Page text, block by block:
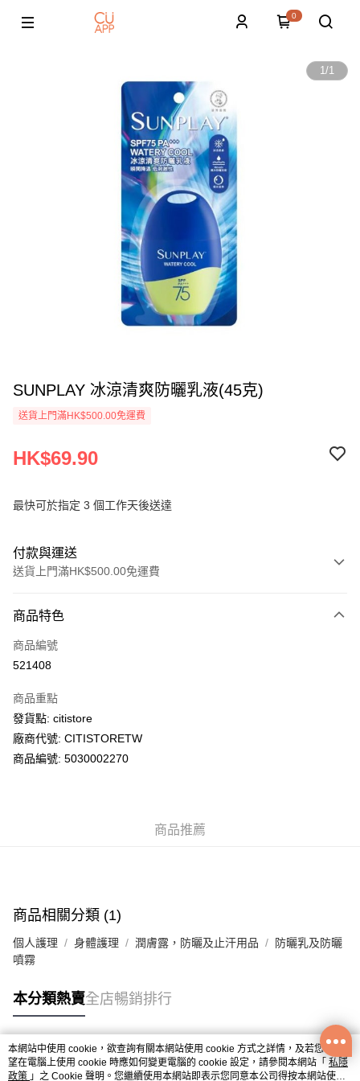
0
1/1
SUNPLAY 冰涼清爽防曬乳液(45克)
送貨上門滿HK$500.00免運費
HK$69.90
最快可於指定 3 個工作天後送達
付款與運送
送貨上門滿HK$500.00免運費
信用卡
AlipayHK
WeChat Pay
送貨方式
每筆HK$50.00，滿HK$200.00或以上免運費
UNY 門市自取
每筆HK$50.00，滿HK$200.00或以上免運費
商品特色
商品編號
521408
商品重點
發貨點: citistore
廠商代號: CITISTORETW
商品編號: 5030002270
商品推薦
商品相關分類 (1)
個人護理 身體護理 潤膚露，防曬及止汗用品
防曬乳及防曬
噴霧
本分類熱賣全店暢銷排行
熱門標籤
本網站中使用 cookie，欲查詢有關本網站使用 cookie 方式之詳情，及若您不希
望在電腦上使用 cookie 時應如何變更電腦的 cookie 設定，請參閱本網站「 私隱
政策 」之 Cookie 聲明。您繼續使用本網站即表示您同意本公司得按本網站使用